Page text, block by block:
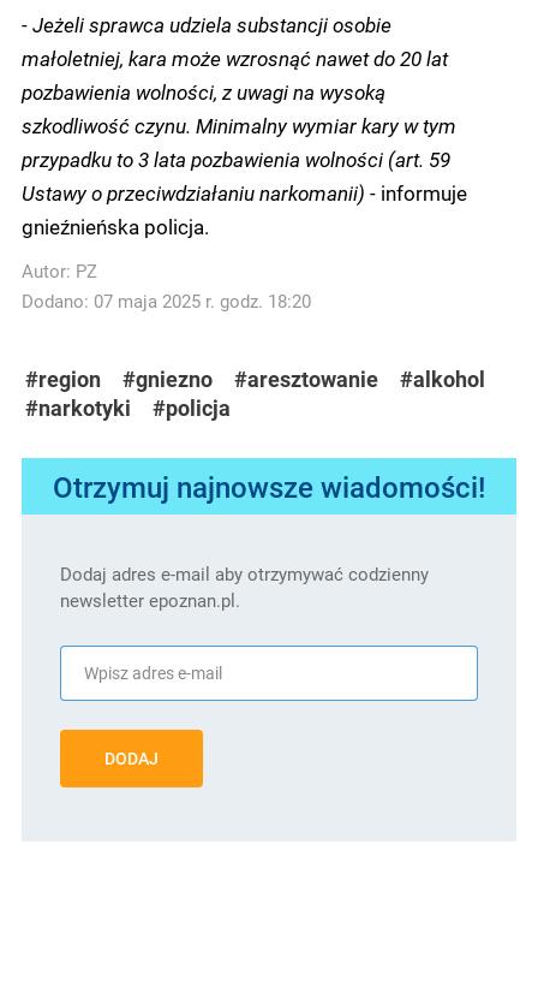
-Jeżeli sprawca udziela substancji osobie
małoletniej, kara może wzrosnąć nawet do 20 lat
pozbawienia wolności, z uwagi na wysoką
szkodliwość czynu. Minimalny wymiar kary w tym
przypadku to 3 lata pozbawienia wolności (art. 59
Ustawy o przeciwdziałaniu narkomanii) - informuje
gnieźnieńska policja.
Autor: PZ
Dodano: 07 maja 2025 r. godz. 18:20
#region #gniezno #aresztowanie
#alkohol
#narkotyki
#policja
Otrzymuj najnowsze wiadomości!
Dodaj adres e-mail aby otrzymywać codzienny
newsletter epoznan.pl.
DODAJ